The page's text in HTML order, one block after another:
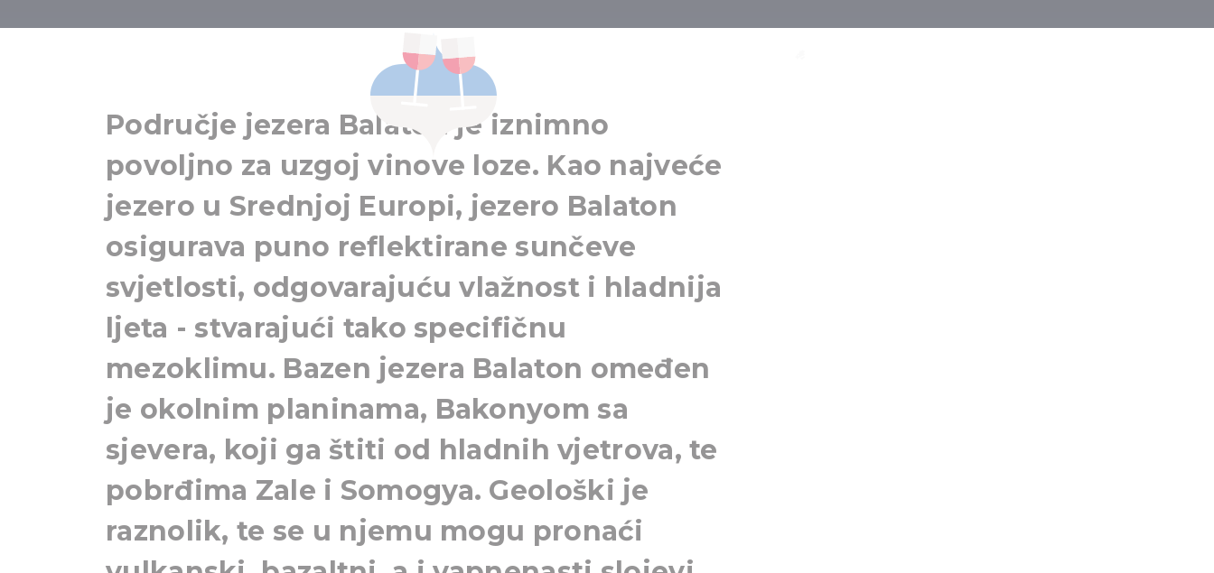
Vinska regija Balaton
Područje jezera Balaton je iznimno
povoljno za uzgoj vinove loze. Kao najveće
jezero u Srednjoj Europi, jezero Balaton
osigurava puno reflektirane sunčeve
svjetlosti, odgovarajuću vlažnost i hladnija
ljeta - stvarajući tako specifičnu
mezoklimu. Bazen jezera Balaton omeđen
je okolnim planinama, Bakonyom sa
sjevera, koji ga štiti od hladnih vjetrova, te
pobrđima Zale i Somogya. Geološki je
raznolik, te se u njemu mogu pronaći